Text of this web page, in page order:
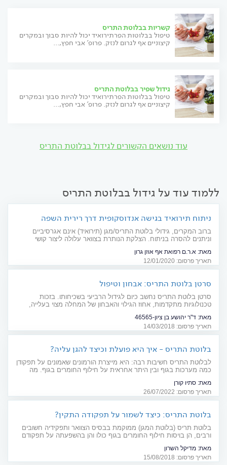
קשריות בבלוטת התריס
טיפול בבלוטות הפרתירואיד יכול להיות סבוך ובמקרים
קיצוניים אף לגרום לנזק. פרופ' אבי חפץ,...
גידול שפיר בבלוטת התריס
טיפול בבלוטות הפרתירואיד יכול להיות סבוך ובמקרים
קיצוניים אף לגרום לנזק. פרופ' אבי חפץ,...
עוד נושאים הקשורים לגידול בבלוטת התריס
ללמוד עוד על גידול בבלוטת התריס
ניתוח תירואיד בגישה אנדוסקופית דרך רירית השפה
ברוב המקרים, גידולי בלוטת התריס/מגן (תירואיד) אינם אגרסיביים
וניתנים להסרה בניתוח. הצלקת הנותרת בצוואר עלולה ליצור קושי
הגידול דרך רירית השפה, ללא כל צלקת
מאת: א.ר.ם רפואת אף אוזן גרון
תאריך פרסום: 12/01/2020
סרטן בלוטת התריס: אבחון וטיפול
סרטן בלוטת התריס נחשב כיום לגידול הרביעי בשכיחותו. בזכות
טכנולוגיות מתקדמות, אחוז הגילוי והאבחון של המחלה מצוי בעלייה,
מאת: ד"ר יהושע בן ציון-46565
תאריך פרסום: 14/03/2018
בלוטת התריס - איך היא פועלת וכיצד להגן עליה?
לבלוטת התריס חשיבות רבה: היא מייצרת הורמונים שאמונים על תפקודן
כמה מערכות בגוף ובין היתר אחראית על חילוף החומרים בגוף. מה
מאת: סתיו קורן
תאריך פרסום: 26/07/2022
בלוטת התריס: כיצד לשמור על תפקודה התקין?
בלוטת תריס (בלוטת המגן) ממוקמת בבסיס הצוואר ותפקידיה חשובים
ורבים, הן בויסות חילוף החומרים בגוף כולו והן בהשפעתה על תפקודם
ליתר-פעילות של בלוטת התריס וכיצד ניתן לטפל בכך?
מאת: מדיקל השרון
תאריך פרסום: 15/08/2018